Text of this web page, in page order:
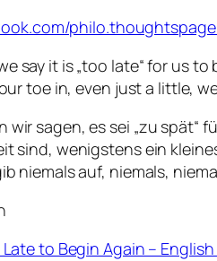
say it is „too late“ for us
toe in, even just a little,
wir sagen, es sei „zu spät“
sind, wenigstens ein
niemals auf, niemals,
Late to Begin Again –